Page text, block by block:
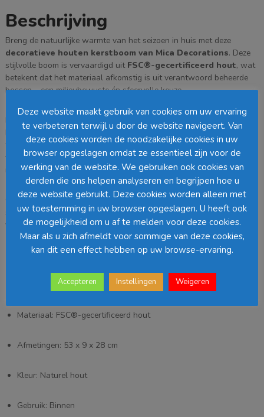
Bruin
aantal
Beschrijving
Breng de natuurlijke warmte van het seizoen in huis met deze
decoratieve houten kerstboom van Mica Decorations. Deze
stijlvolle boom is vervaardigd uit FSC®-gecertificeerd hout, wat
betekent dat het materiaal afkomstig is uit verantwoord beheerde
bossen – een milieubewuste én sfeervolle keuze.
Met zijn afmetingen van 53 x 9 x 28 cm
is deze decoratieve
kerstboom perfect geschikt voor op een dressoir, vensterbank of
tafel. Het minimalistische ontwerp en de natuurlijke houttint zorgen
voor een rustige, moderne uitstraling die moeiteloos past in elk
interieur.
Of je hem nu combineert met andere kerstdecoraties of als los
statementstuk neerzet, deze houten boom brengt gegarandeerd een
vleugje warmte en stijl in je kerstinterieur.
Specificaties:
Merk: Mica Decorations
Materiaal: FSC®-gecertificeerd hout
Afmetingen: 53 x 9 x 28 cm
Kleur: Naturel hout
Gebruik: Binnen
Deze website maakt gebruik van cookies om uw ervaring
te verbeteren terwijl u door de website navigeert. Van
deze cookies worden de noodzakelijke cookies in uw
browser opgeslagen omdat ze essentieel zijn voor de
werking van de website. We gebruiken ook cookies van
derden die ons helpen analyseren en begrijpen hoe u
deze website gebruikt. Deze cookies worden alleen met
uw toestemming in uw browser opgeslagen. U heeft ook
de mogelijkheid om u af te melden voor deze cookies.
Maar als u zich afmeldt voor sommige van deze cookies,
kan dit een effect hebben op uw browse-ervaring.
Accepteren Instellingen Weigeren